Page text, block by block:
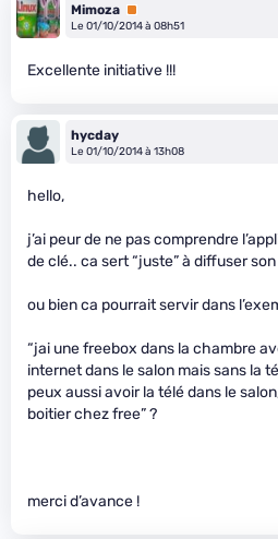
Mimoza Premium
Le 01/10/2014 à 08h51
Excellente initiative !!!
hycday
Le 01/10/2014 à 13h08
hello,
j’ai peur de ne pas comprendre
de clé.. ca sert “juste” à diffuser
ou bien ca pourrait servir dans
“jai une freebox dans la chambre
internet dans le salon mais sans la
peux aussi avoir la télé dans le
boitier chez free” ?
merci d’avance !